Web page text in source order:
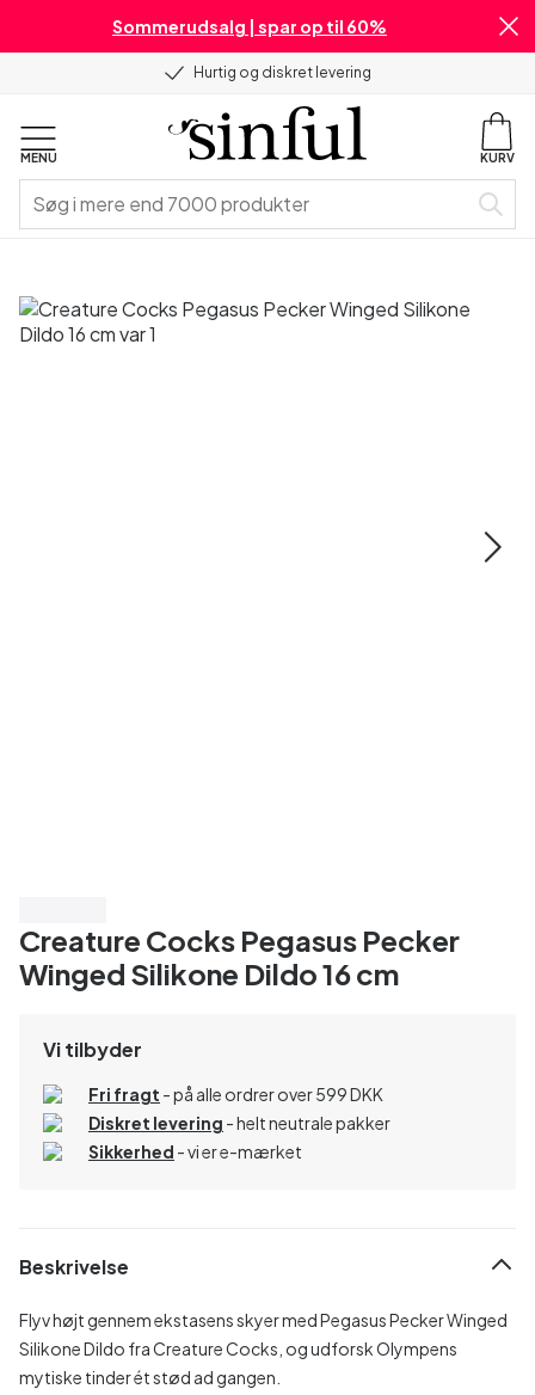
Sommerudsalg | spar op til 60%
Hurtig og diskret levering
MENU KURV
Creature Cocks Pegasus Pecker
Winged Silikone Dildo 16 cm
Vi tilbyder
Fri fragt - på alle ordrer over 599 DKK
Diskret levering - helt neutrale pakker
Sikkerhed - vi er e-mærket
Beskrivelse
Flyv højt gennem ekstasens skyer med Pegasus Pecker Winged
Silikone Dildo fra Creature Cocks, og udforsk Olympens
mytiske tinder ét stød ad gangen.